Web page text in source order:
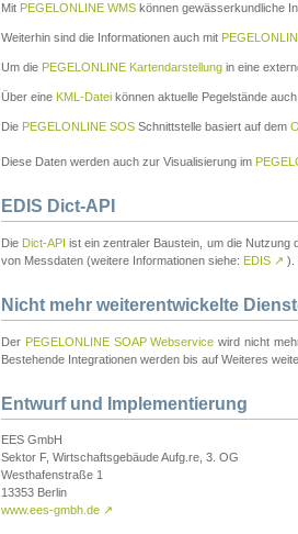
Mit PEGELONLINE WMS können gewässerkundliche
Weiterhin sind die Informationen auch mit
Um die PEGELONLINE Kartendarstellung in eine
Über eine KML-Datei können aktuelle Pegelstände
Die PEGELONLINE SOS Schnittstelle basiert auf dem
Diese Daten werden auch zur Visualisierung im
EDIS Dict-API
Die Dict-API ist ein zentraler Baustein, um die Nutzung
von Messdaten (weitere Informationen siehe: EDIS ↗ ).
Nicht mehr weiterentwickelte
Der PEGELONLINE SOAP Webservice wird nicht
Bestehende Integrationen werden bis auf Weiteres
Entwurf und Implementierung
EES GmbH
Sektor F, Wirtschaftsgebäude Aufg.re, 3. OG
Westhafenstraße 1
13353 Berlin
www.ees-gmbh.de ↗